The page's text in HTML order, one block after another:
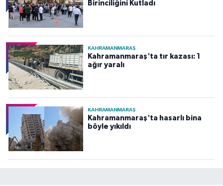
Birinciliğini Kutladı
KAHRAMANMARAŞ
Kahramanmaraş'ta tır kazası: 1
ağır yaralı
KAHRAMANMARAŞ
Kahramanmaraş'ta hasarlı bina
böyle yıkıldı